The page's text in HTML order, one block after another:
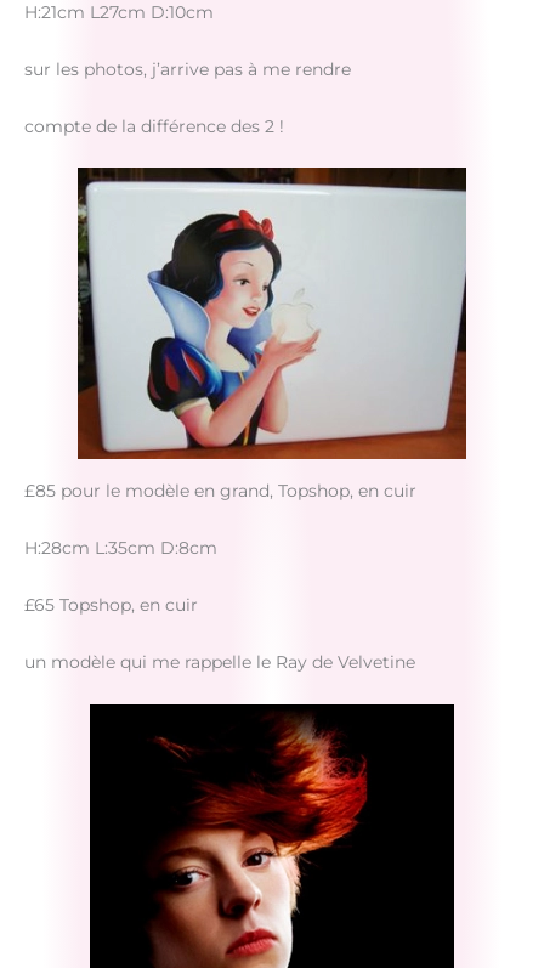
H:21cm L27cm D:10cm
sur les photos, j’arrive pas à me rendre
compte de la différence des 2 !
£85 pour le modèle en grand, Topshop, en cuir
H:28cm L:35cm D:8cm
£65 Topshop, en cuir
un modèle qui me rappelle le Ray de Velvetine